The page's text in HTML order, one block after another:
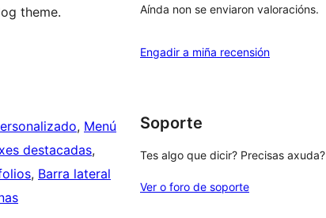
theme.
, Menú
destacadas
, Barra lateral
Aínda non se enviaron valoracións.
Engadir a miña recensión
Soporte
Tes algo que dicir? Precisas axuda?
Ver o foro de soporte